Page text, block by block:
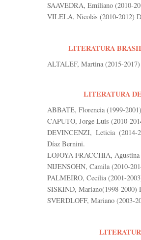
SAAVEDRA, Emiliano (2010-
VILELA, Nicolás (2010-2012)
LITERATURA
ALTALEF, Martina (2015-
LITERATURA
ABBATE, Florencia (1999-
CAPUTO, Jorge Luis (2010-
DEVINCENZI, Leticia (2014-
Díaz Bernini.
LOJOYA FRACCHIA,
NIJENSOHN, Camila (2010-
PALMEIRO, Cecilia (2001-
SISKIND, Mariano(1998-2000)
SVERDLOFF, Mariano (2003-